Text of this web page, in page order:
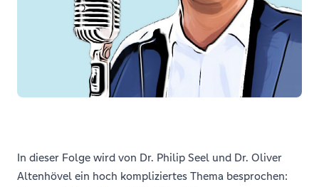
In dieser Folge wird von Dr. Philip Seel und Dr. Oliver
Altenhövel ein hoch kompliziertes Thema besprochen: